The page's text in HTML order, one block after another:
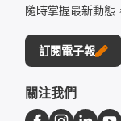
隨時掌握最新動態
訂閱電子報
關注我們